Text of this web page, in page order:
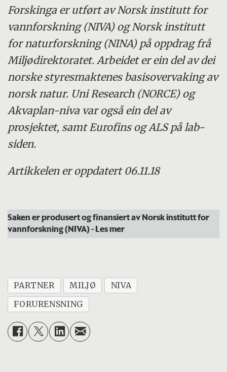
Forskinga er utført av Norsk institutt for
vannforskning (NIVA) og Norsk institutt
for naturforskning (NINA) på oppdrag frå
Miljødirektoratet. Arbeidet er ein del av dei
norske styresmaktenes basisovervaking av
norsk natur. Uni Research (NORCE) og
Akvaplan-niva var også ein del av
prosjektet, samt Eurofins og ALS på lab-
siden.
Artikkelen er oppdatert 06.11.18
Saken er produsert og finansiert av Norsk institutt for
vannforskning (NIVA)- Les mer
PARTNER MILJØ
NIVA
FORURENSNING